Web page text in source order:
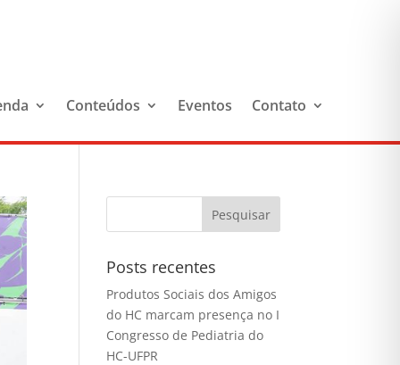
Conteúdos Eventos Contato
Posts recentes
Produtos Sociais dos Amigos
do HC marcam presença no I
Congresso de Pediatria do
HC-UFPR